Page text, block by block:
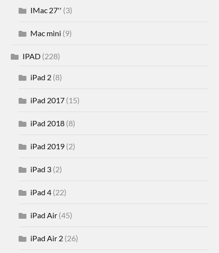
IMac 27'' (3)
Mac mini (9)
IPAD (228)
iPad 2 (8)
iPad 2017 (15)
iPad 2018 (8)
iPad 2019 (2)
iPad 3 (2)
iPad 4 (22)
iPad Air (45)
iPad Air 2 (26)